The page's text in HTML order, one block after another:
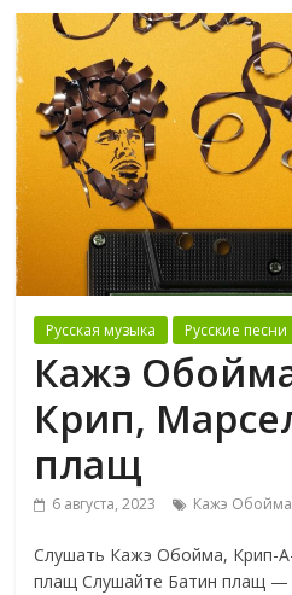
Русская музыка Русские песни
Кажэ
Крип,
плащ
6 августа, 2023 Кажэ Обойма
Слушать Кажэ Обойма, Крип-
плащ Слушайте Батин плащ